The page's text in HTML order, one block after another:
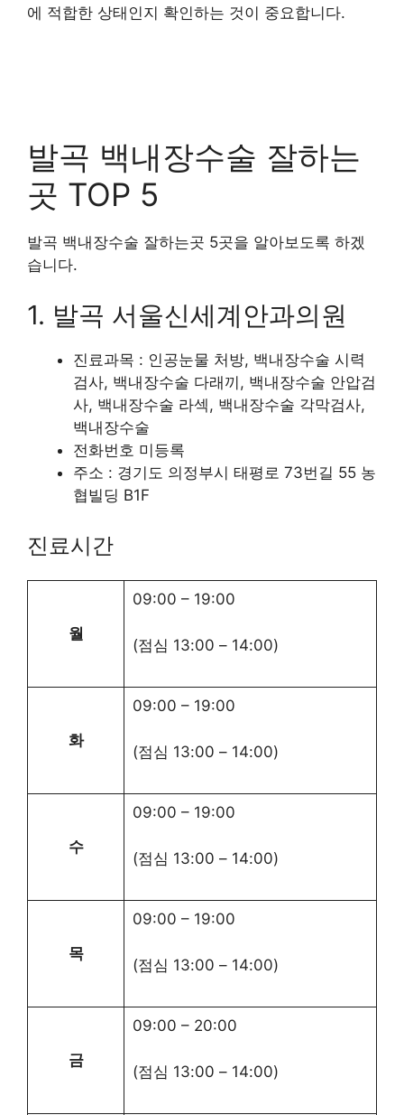
에 적합한 상태인지 확인하는 것이 중요합니다.
발곡 백내장수술 잘하는
곳 TOP 5
발곡 백내장수술 잘하는곳 5곳을 알아보도록 하겠
습니다.
1. 발곡 서울신세계안과의원
진료과목 : 인공눈물 처방, 백내장수술 시력
검사, 백내장수술 다래끼, 백내장수술 안압검
사, 백내장수술 라섹, 백내장수술 각막검사,
백내장수술
전화번호 미등록
주소 : 경기도 의정부시 태평로 73번길 55 농
협빌딩 B1F
진료시간
월
09:00 – 19:00
(점심 13:00 – 14:00)
화
09:00 – 19:00
(점심 13:00 – 14:00)
수
09:00 – 19:00
(점심 13:00 – 14:00)
목
09:00 – 19:00
(점심 13:00 – 14:00)
금
09:00 – 20:00
(점심 13:00 – 14:00)